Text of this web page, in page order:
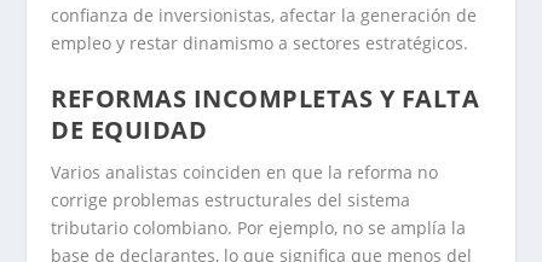
confianza de inversionistas, afectar la generación de
empleo y restar dinamismo a sectores estratégicos.
REFORMAS INCOMPLETAS Y FALTA
DE EQUIDAD
Varios analistas coinciden en que la reforma no
corrige problemas estructurales del sistema
tributario colombiano. Por ejemplo, no se amplía la
base de declarantes, lo que significa que menos del